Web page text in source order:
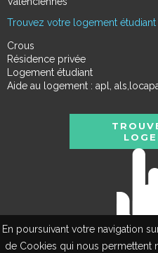
En poursuivant votre navigation
de Cookies qui nous permettent
Trouvez votre logement
Crous
Résidence privée
Logement étudiant
Aide au logement : apl,